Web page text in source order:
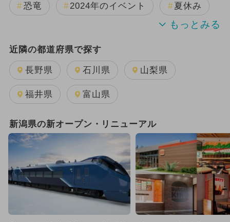
恐竜 2024年のイベント 夏休み
GW(ゴールデンウィーク)
2025年8月のイベント
2025年11月のイベント
2025年9月のイベント 雨の日OK
2025年4月のイベント 日帰り
2025年12月のイベント
近隣の都道府県で探す
長野県 石川県 山梨県
福井県 富山県
新潟県の新オープン・リニューアル